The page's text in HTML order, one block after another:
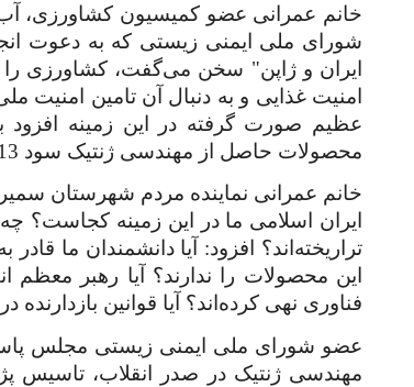
خانم عمرانی عضو کمیسیون کشاورزی،
شورای ملی ایمنی زیستی که به دعوت
ایران و ژاپن" سخن می‌گفت، کشاورزی را
امنیت غذایی و به دنبال آن تامین امنیت
محصولات حاصل از مهندسی ژنتیک سود 13 میلیارد دلاری نصیب این کشورها شده است.
خانم عمرانی نماینده مردم شهرستان
ایران اسلامی ما در این زمینه
تراریخته‌اند؟ افزود: آیا دانشمندان ما
این محصولات را ندارند؟ آیا رهبر معظم
فناوری نهی کرده‌اند؟ آیا قوانین بازدارنده
عضو شورای ملی ایمنی زیستی مجلس
مهندسی ژنتیک در صدر انقلاب، تاسیس